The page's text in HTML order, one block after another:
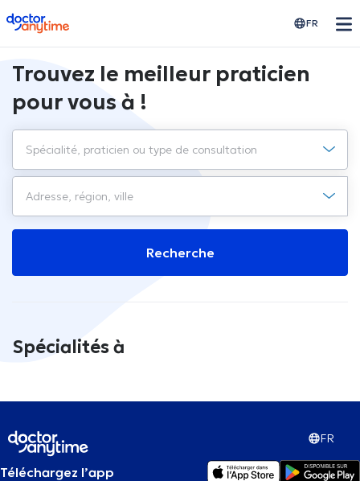
doctoranytime FR
Trouvez le meilleur praticien
pour vous à !
Recherche
Spécialités à
FR
Téléchargez l’app